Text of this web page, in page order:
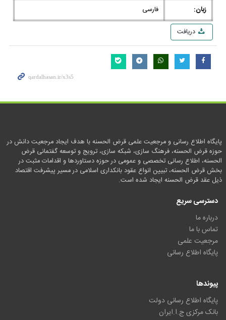
زبان:
فارسی
دریافت
پایگاه اطلاع رسانی و مرجعیت علمی قرض الحسنه با هدف ایجاد مرجعیت دانش در
حوزه قرض الحسنه، فرهنگ سازی، شبکه سازی، ترویج و توسعه گفتمانی قرض
الحسنه، اطلاع رسانی تخصصی و عمومی در حوزه دستاوردها و اقدامات مثبت در
بخش قرض الحسنه، تبیین انواع عقود بانکداری اسلامی در مسیر پیشرفت اقتصاد
ذیل عقد قرض الحسنه ایجاد شده است.
دسترسی سریع
درباره ما
تماس با ما
مرجعیت علمی
پایگاه اطلاع رسانی
پیوندها
پایگاه اطلاع رسانی دولت
بانک مرکزی ج.ا.ایران